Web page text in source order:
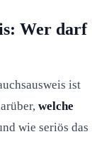
Wer darf
ist
welche
wie seriös das